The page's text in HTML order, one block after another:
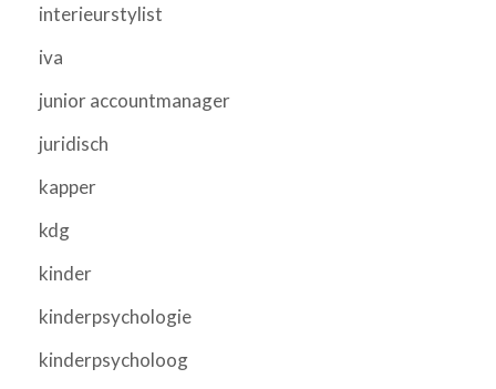
interieurstylist
iva
junior accountmanager
juridisch
kapper
kdg
kinder
kinderpsychologie
kinderpsycholoog